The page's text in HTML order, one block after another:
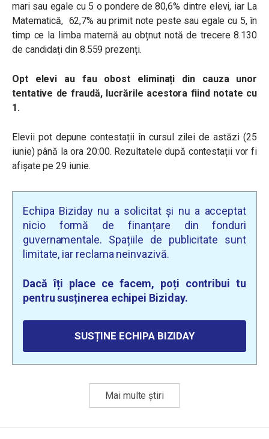
mari sau egale cu 5 o pondere de 80,6% dintre elevi, iar La
Matematică, 62,7% au primit note peste sau egale cu 5, în
timp ce la limba maternă au obțnut notă de trecere 8.130
de candidați din 8.559 prezenți.
Opt elevi au fau obost eliminați din cauza unor
tentative de fraudă, lucrările acestora fiind notate cu
1.
Elevii pot depune contestații în cursul zilei de astăzi (25
iunie) până la ora 20:00. Rezultatele după contestații vor fi
afișate pe 29 iunie.
Echipa Biziday nu a solicitat și nu a acceptat
nicio formă de finanțare din fonduri
guvernamentale. Spațiile de publicitate sunt
limitate, iar reclama neinvazivă.
Dacă îți place ce facem, poți contribui tu
pentru susținerea echipei Biziday.
SUSȚINE ECHIPA BIZIDAY
Mai multe știri